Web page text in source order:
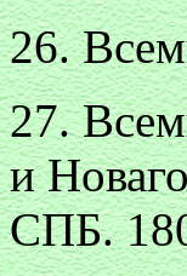
26.
27.
и
СПБ.